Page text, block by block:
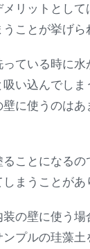
リットとして
ことが挙げら
ている時に水
い込んでしま
に使うのはあ
ることになる
まうことがあ
の壁に使う
プルの珪藻土